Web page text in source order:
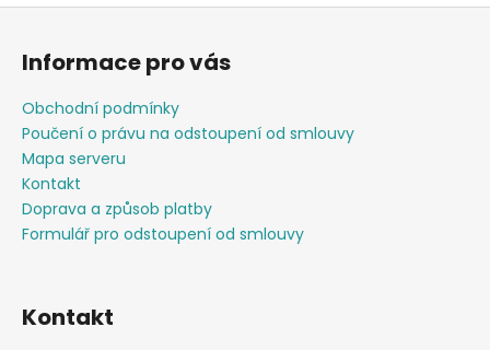
Z
Informace pro vás
Obchodní podmínky
Poučení o právu na odstoupení od smlouvy
Mapa serveru
Kontakt
Doprava a způsob platby
Formulář pro odstoupení od smlouvy
Kontakt